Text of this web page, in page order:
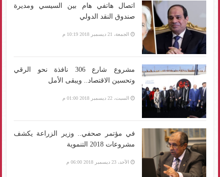
اتصال هاتفي هام بين السيسي ومديرة
صندوق النقد الدولي
الجمعة، 21 ديسمبر 2018 10:19 م
مشروع شارع 306 نافذة نحو الرقي
وتحسين الاقتصاد.. ويبقى الأمل
السبت، 22 ديسمبر 2018 01:00 م
في مؤتمر صحفي.. وزير الزراعة يكشف
مشروعات 2018 التنموية
الأحد، 23 ديسمبر 2018 06:00 م